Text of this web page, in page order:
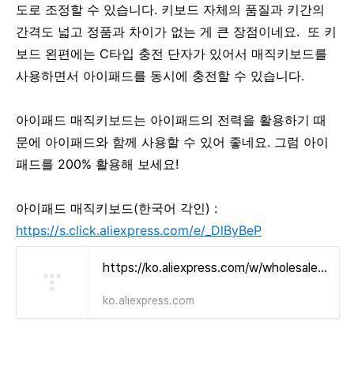
도로 조정할 수 있습니다. 키보드 자체의 품질과 키간의
간격도 넓고 정품과 차이가 없는 게 큰 장점이네요. 또 키
보드 왼편에는 C타입 충전 단자가 있어서 매직키보드를
사용하면서 아이패드를 동시에 충전할 수 있습니다.
아이패드 매직키보드는 아이패드의 전력을 활용하기 때
문에 아이패드와 함께 사용할 수 있어 좋네요. 그럼 아이
패드를 200% 활용해 보세요!
아이패드 매직키보드(한국어 각인) :
https://s.click.aliexpress.com/e/_DlByBeP
https://ko.aliexpress.com/w/wholesale-%EC%95%84%EC%9D%B4%ED%8C%A8%EB%93%9C-%EB%A7%A4%EC%A7%81-%ED%82%A4%EB%B3%B4%EB%93%9C.html?spm=a2g0o.best.search.0&aff_fcid=722394d9dc6347199abacad10273816d-1719282358575-03152-_DlByBeP&tt=CPS_NORMAL&aff_fsk=_DlByBeP&aff_platform=portals-tool&sk=_DlByBeP&aff_trace_key=722394d9dc6347199abacad10273816d-1719282358575-03152-_DlByBeP&terminal_id=f09949f0d3d5447497b65326d5efbd0d
ko.aliexpress.com